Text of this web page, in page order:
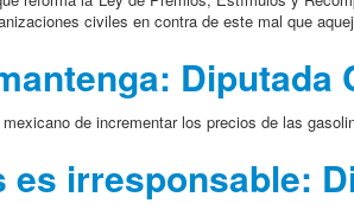
civiles en contra de este mal que
Diputada
de incrementar los precios de las
es irresponsable: